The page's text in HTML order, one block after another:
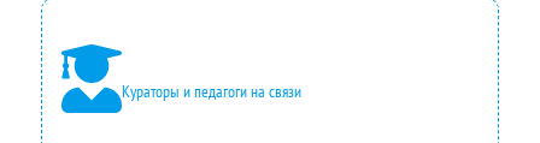
н
а
я
4
Кураторы и педагоги на связи